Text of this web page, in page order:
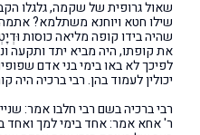
שאול גרופית של שקמה, גלגלו
שילו חטא ויוחנא משתלמא?
שהיה בידו קופה מליאה כוסות
את קופתו, היה מביא יתד ותקעה
לפיכך לא באו בימי בני אדם
יכולין לעמוד בהן. רבי ברכיה היה
רבי ברכיה בשם רבי חלבו אמר:
ר' אחא אמר: אחד בימי למך ואחד